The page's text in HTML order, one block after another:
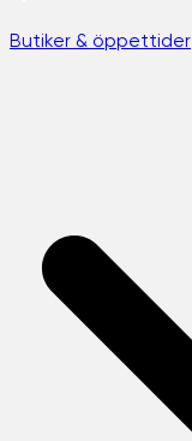
Butiker & öppettider